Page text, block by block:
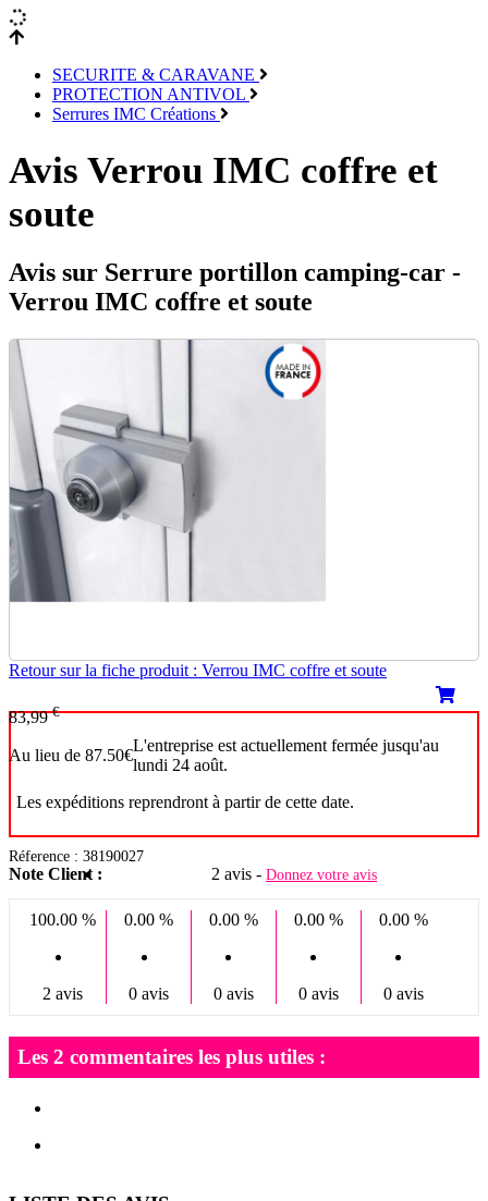
SECURITE & CARAVANE
PROTECTION ANTIVOL
Serrures IMC Créations
Avis Verrou IMC coffre et
soute
Avis sur Serrure portillon camping-car -
Verrou IMC coffre et soute
Retour sur la fiche produit : Verrou IMC coffre et soute
83,99€
Au lieu de 87.50€L'entreprise est actuellement fermée jusqu'au
lundi 24 août.
Les expéditions reprendront à partir de cette date.
Réference : 38190027
Note Client : 2 avis - Donnez votre avis
100.00 %
2 avis
0.00 %
0 avis
0.00 %
0 avis
0.00 %
0 avis
0.00 %
0 avis
Les 2 commentaires les plus utiles :